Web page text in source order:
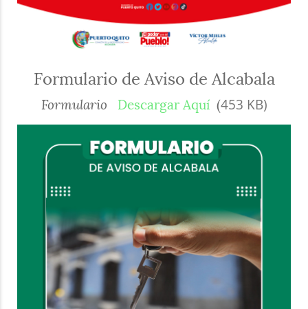
Formulario de Aviso de Alcabala
Formulario Descargar Aquí(453 KB)